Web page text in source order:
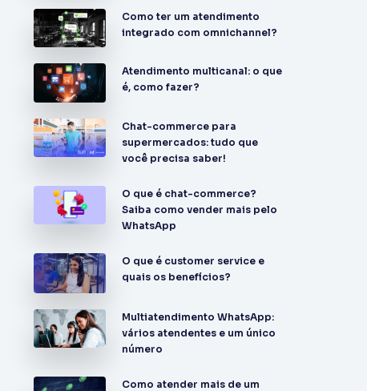
Como ter um atendimento
integrado com omnichannel?
Atendimento multicanal: o que
é, como fazer?
Chat-commerce para
supermercados: tudo que
você precisa saber!
O que é chat-commerce?
Saiba como vender mais pelo
WhatsApp
O que é customer service e
quais os benefícios?
Multiatendimento WhatsApp:
vários atendentes e um único
número‍
Como atender mais de um